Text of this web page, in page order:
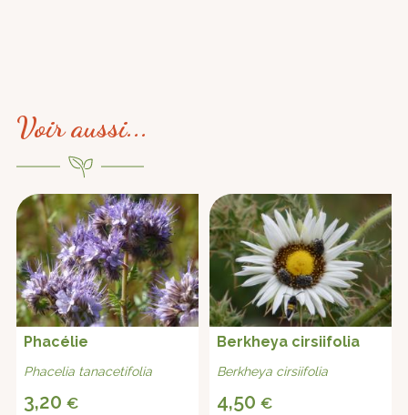
Voir aussi...
Phacélie
Phacelia tanacetifolia
3,20 €
Berkheya cirsiifolia
Berkheya cirsiifolia
4,50 €